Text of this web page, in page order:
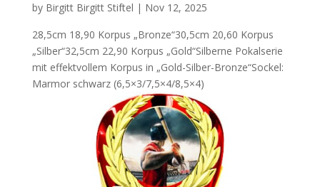
by Birgitt Birgitt Stiftel | Nov 12, 2025
28,5cm 18,90 Korpus „Bronze“30,5cm 20,60 Korpus
„Silber“32,5cm 22,90 Korpus „Gold“Silberne Pokalserie
mit effektvollem Korpus in „Gold-Silber-Bronze“Sockel:
Marmor schwarz (6,5×3/7,5×4/8,5×4)